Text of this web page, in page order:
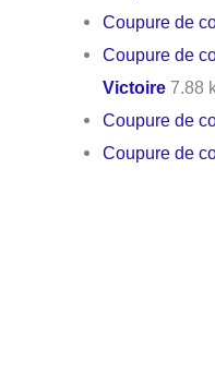
Coupure de
Coupure de
Victoire 7.88
Coupure de
Coupure de